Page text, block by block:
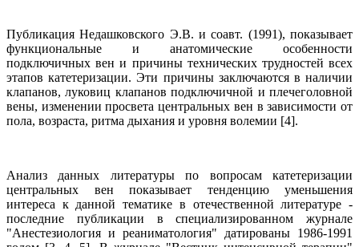
Публикация Недашковского Э.В. и соавт. (1991), показывает
функциональные и анатомические особенности
подключичных вен и причины технических трудностей всех
этапов катетеризации. Эти причины заключаются в наличии
клапанов, луковиц клапанов подключичной и плечеголовной
вены, изменении просвета центральных вен в зависимости от
пола, возраста, ритма дыхания и уровня волемии [4].
Анализ данных литературы по вопросам катетеризации
центральных вен показывает тенденцию уменьшения
интереса к данной тематике в отечественной литературе -
последние публикации в специализированном журнале
"Анестезиология и реаниматология" датированы 1986-1991